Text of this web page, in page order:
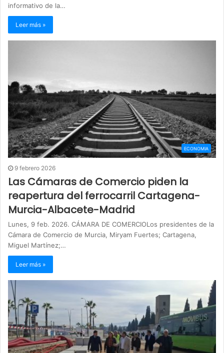
informativo de la…
Leer más »
ECONOMIA
9 febrero 2026
Las Cámaras de Comercio piden la
reapertura del ferrocarril Cartagena-
Murcia-Albacete-Madrid
Lunes, 9 feb. 2026. CÁMARA DE COMERCIOLos presidentes de la
Cámara de Comercio de Murcia, Miryam Fuertes; Cartagena,
Miguel Martínez;…
Leer más »